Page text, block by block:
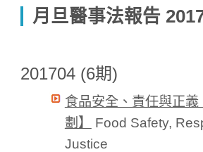
月旦醫事法報告
201704 (6期)
食品安全、責任與正義
劃】
Food Safety,
Justice